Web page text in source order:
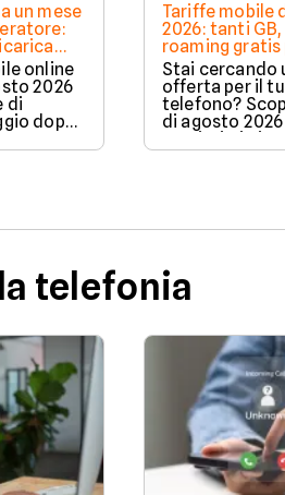
un mese
2026
online
2026
di
dopo
per
modo
Tariffe mobile
2026: tanti GB,
roaming gratis
vacanze
Stai cercando
offerta per il
telefono?
di agosto
tantissimi giga
incluso.
telefonia